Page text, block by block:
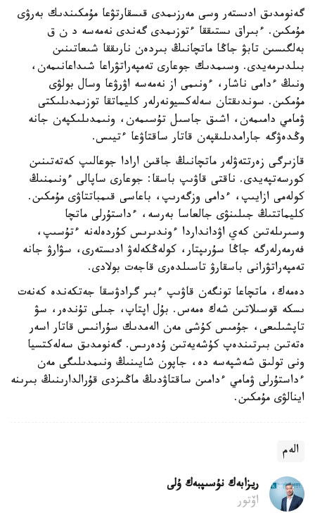
گەنومدىق ادىستەر وسى مەرزىمدى قىسقارتۋعا مۇمكىندىك بەرۋى
مۇمكىن. ءبىراق ىستىققا ءتوزىمدى گەندى نەمەسە د ن ق
بەلگىسىن تابۋ جاڭا ماتچانىڭ بىردەن نارىققا شىعاتىنىن
بىلدىرمەيدى. وسىمدىك جوعارى تەمپەراتۋراعا شىداعانىمەن،
ونىڭ ءدامى ناشار، ءونىمى از نەمەسە اۋرۋعا وسال بولۋى
مۇمكىن. سوندىقتان سەلەكسيونەرلەر كليماتقا توزىمدىلىكتى
ۋمامي دامىمەن، اشىق جاسىل تۇسىمەن، ونىمدىلىكپەن جانە
وڭدەۋگە جارامدىلىقپەن قاتار ساقتاۋعا ءتيىس.
قازىرگى زەرتتەۋلەر ماتچانىڭ جاقىن ارادا جوعالىپ كەتەتىنىن
كورسەتپەيدى. ناقتى قاۋىپ باسقا: جوعارى ساپالى ءونىمنىڭ
كولەمى ازايىپ، ءدامى وزگەرىپ، باعاسى قىمباتتاۋى مۇمكىن.
كليماتتىڭ جىلىنۋى جالعاسا بەرسە، ءداستۇرلى ماتچا
وسىرىلەتىن كەي اۋدانداردا ءوندىرىس كۇردەلەنە ءتۇسىپ،
فەرمەرلەرگە جاڭا سۇرىپتار، كولەڭكەلەۋ ادىستەرى، سۋارۋ جانە
تەمپەراتۋرانى باسقارۋ تاسىلدەرى قاجەت بولادى.
دەمەك، ماتچاعا تونگەن قاۋىپ ءبىر گرادۋسقا جەتكەندە كەنەت
ىسكە قوسىلاتىن شەك ەمەس. بۇل اپتاپ، جىلى تۇندەر، سۋ
تاپشىلىعى، جۇمىس كۇشى مەن الەمدىك سۇرانىس قاتار اسەر
ەتەتىن بىرتىندەپ كۇشەيەتىن ۇدەرىس. گەنومدىق سەلەكتسيا
ونى تولىق شەشپەسە دە، جاپون شايىنىڭ ونىمدىلىگى مەن
ءداستۇرلى ۋمامي ءدامىن ساقتاۋدىڭ ماڭىزدى قۇرالدارىنىڭ بىرىنە
اينالۋى مۇمكىن.
الەم
ريزابەك نۇسىپبەك ۇلى
اۆتور